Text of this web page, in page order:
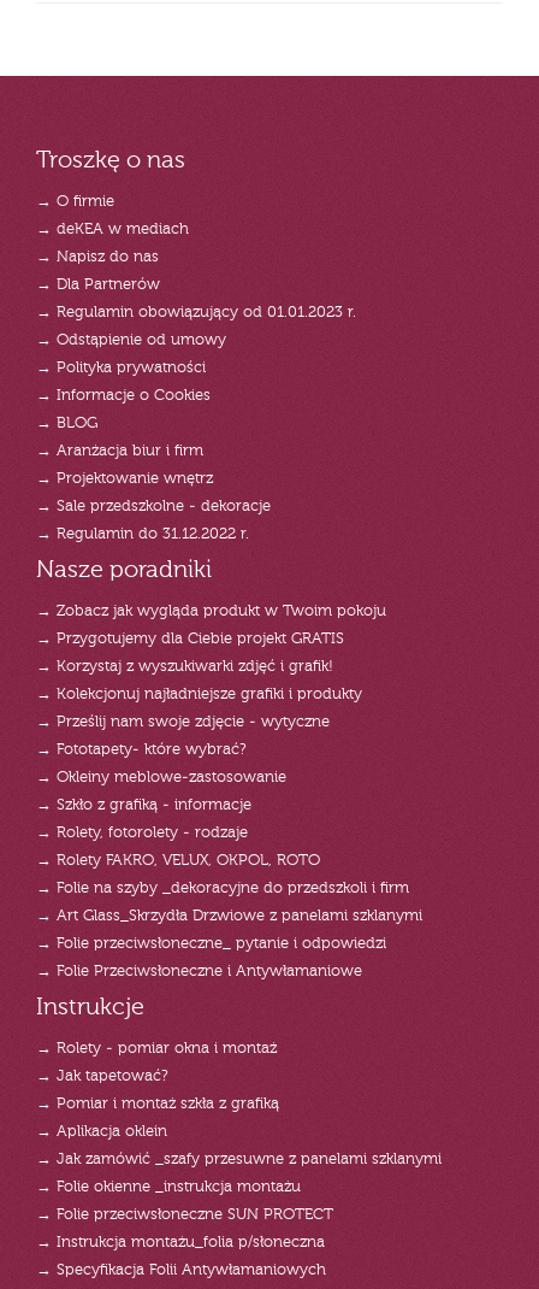
Troszkę o nas
→ O firmie
→ deKEA w mediach
→ Napisz do nas
→ Dla Partnerów
→ Regulamin obowiązujący od 01.01.2023 r.
→ Odstąpienie od umowy
→ Polityka prywatności
→ Informacje o Cookies
→ BLOG
→ Aranżacja biur i firm
→ Projektowanie wnętrz
→ Sale przedszkolne - dekoracje
→ Regulamin do 31.12.2022 r.
Nasze poradniki
→ Zobacz jak wygląda produkt w Twoim pokoju
→ Przygotujemy dla Ciebie projekt GRATIS
→ Korzystaj z wyszukiwarki zdjęć i grafik!
→ Kolekcjonuj najładniejsze grafiki i produkty
→ Prześlij nam swoje zdjęcie - wytyczne
→ Fototapety- które wybrać?
→ Okleiny meblowe-zastosowanie
→ Szkło z grafiką - informacje
→ Rolety, fotorolety - rodzaje
→ Rolety FAKRO, VELUX, OKPOL, ROTO
→ Folie na szyby _dekoracyjne do przedszkoli i firm
→ Art Glass_Skrzydła Drzwiowe z panelami szklanymi
→ Folie przeciwsłoneczne_ pytanie i odpowiedzi
→ Folie Przeciwsłoneczne i Antywłamaniowe
Instrukcje
→ Rolety - pomiar okna i montaż
→ Jak tapetować?
→ Pomiar i montaż szkła z grafiką
→ Aplikacja oklein
→ Jak zamówić _szafy przesuwne z panelami szklanymi
→ Folie okienne _instrukcja montażu
→ Folie przeciwsłoneczne SUN PROTECT
→ Instrukcja montażu_folia p/słoneczna
→ Specyfikacja Folii Antywłamaniowych